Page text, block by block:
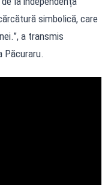
simbolică, care
a transmis
Păcuraru.